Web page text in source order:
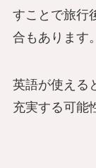
すことで旅行
合もあります。
英語が使える
充実する可能